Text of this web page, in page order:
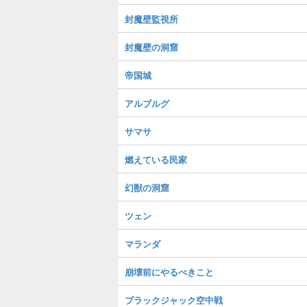
封魔壁監視所
封魔壁の洞窟
帝国城
アルブルグ
サマサ
燃えている民家
幻獣の洞窟
ツェン
マランダ
崩壊前にやるべきこと
ブラックジャック空中戦